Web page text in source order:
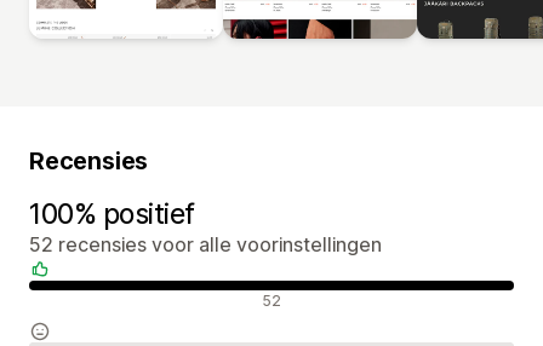
Recensies
100% positief
52 recensies voor alle voorinstellingen
Positieve recensies 52